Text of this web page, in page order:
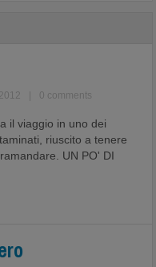
0 comments
il viaggio in uno dei
riuscito a tenere
UN PO' DI